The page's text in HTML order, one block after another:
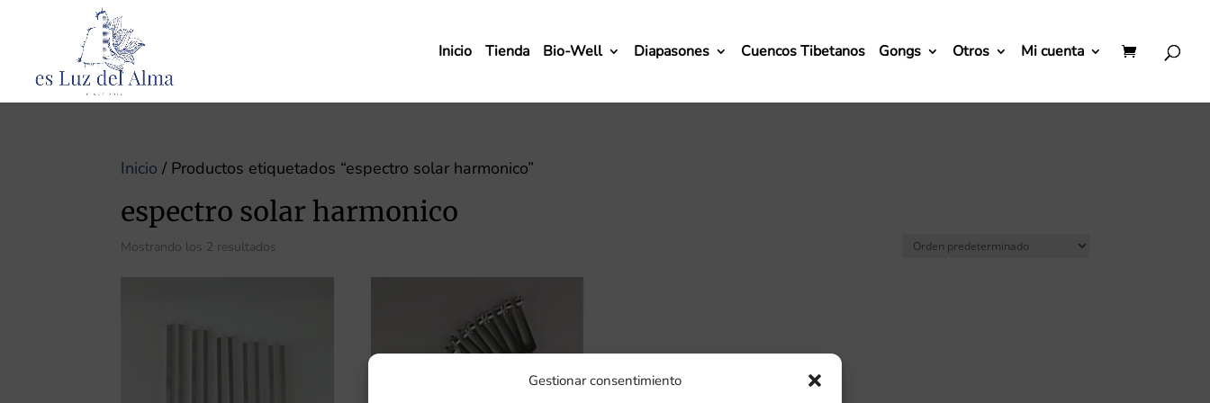
Gestionar consentimiento
Inicio Tienda Bio-Well Diapasones Cuencos Tibetanos Gongs Otros Mi cuenta
Inicio / Productos etiquetados “espectro solar harmonico”
espectro solar harmonico
Mostrando los 2 resultados